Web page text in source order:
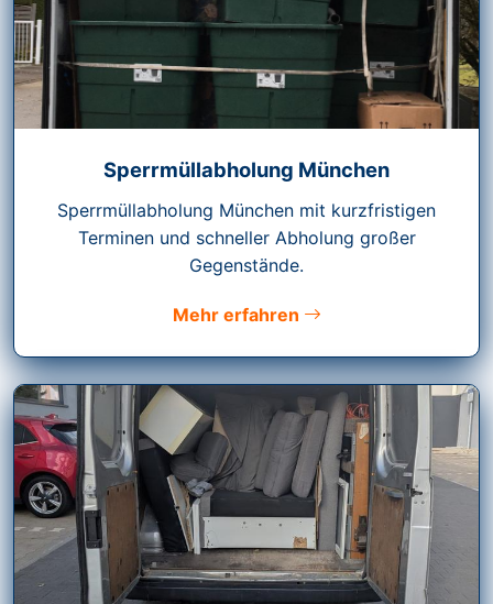
Sperrmüllabholung München
Sperrmüllabholung München mit kurzfristigen
Terminen und schneller Abholung großer
Gegenstände.
Mehr erfahren